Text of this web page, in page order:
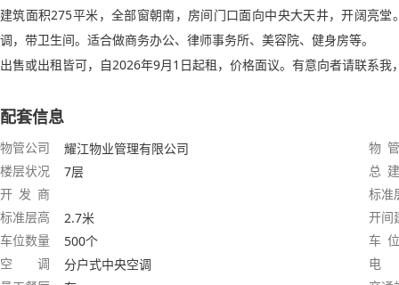
建筑面积275平米，全部窗朝南，房间门口面向中央大天井，开阔亮
调，带卫生间。适合做商务办公、律师事务所、美容院、健身房等。
出售或出租皆可，自2026年9月1日起租，价格面议。有意向者请联系我
配套信息
物管公司 耀江物业管理有限公司
物
楼层状况
7层
总
开 发 商
标准
标准层高
2.7米
开间
车位数量
500个
车
空 调
分户式中央空调
电